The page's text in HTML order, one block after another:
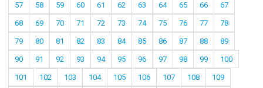
57 58 59 60 61 62 63 64 65 66 67
68 69 70 71 72 73 74 75 76 77 78
79 80 81 82 83 84 85 86 87 88 89
90 91 92 93 94 95 96 97 98 99 100
101 102 103 104 105 106 107 108 109